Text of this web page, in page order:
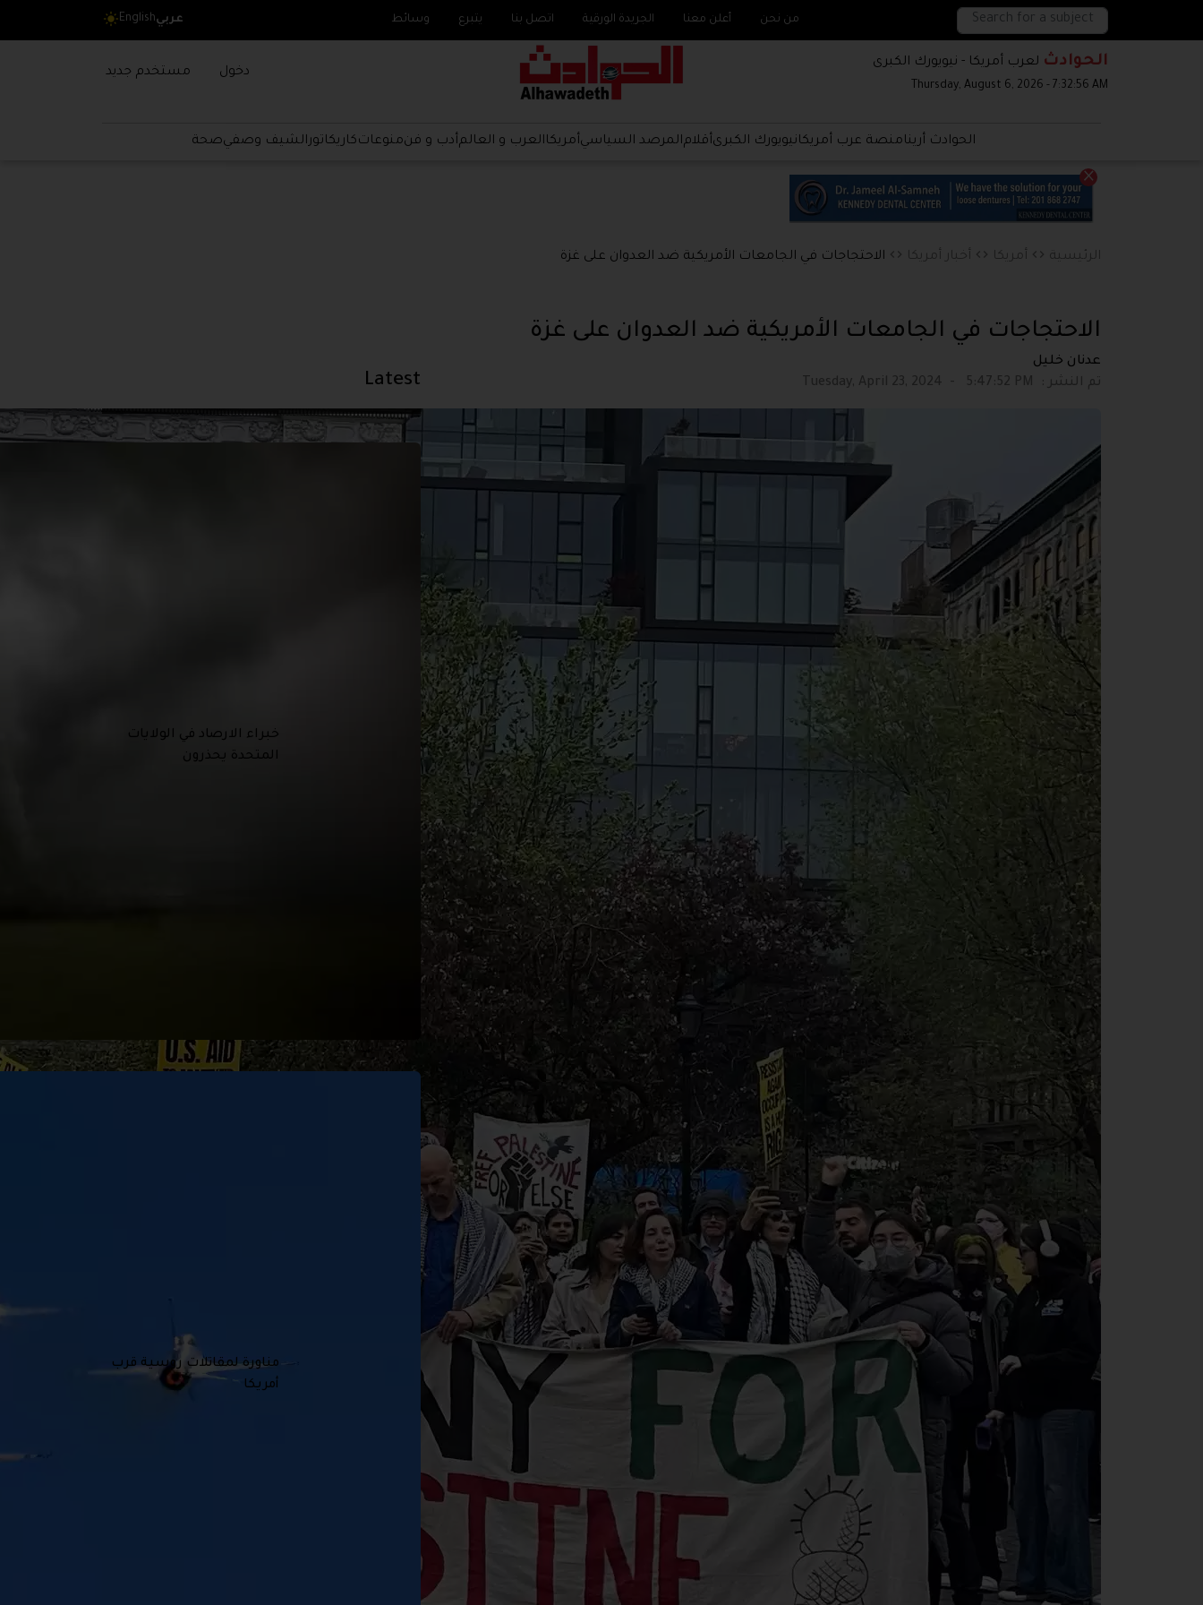
من نحن أعلن معنا الجريدة الورقية اتصل بنا يتبرع وسائط عربيEnglish
light_mode
الحوادث لعرب أمريكا - نيويورك الكبرى
Thursday, August 6, 2026 - 7:32:58 AM
دخول مستخدم جديد
الحوادث أرينامنصة عرب أمريكانيويورك الكبرىأقلامالمرصد السياسيأمريكاالعرب و العالمأدب و فنمنوعاتكاريكاتورالشيف وصفيصحة
×
الرئيسية code أمريكا code أخبار أمريكا code الاحتجاجات في الجامعات الأمريكية ضد العدوان على غزة
الاحتجاجات في الجامعات الأمريكية ضد العدوان على غزة
عدنان خليل
تم النشر
Tuesday, April 23, 2024 - 5:47:52 PM
Latest
خبراء الارصاد في الولايات
المتحدة يحذرون
مناورة لمقاتلات روسية قرب
أمريكا